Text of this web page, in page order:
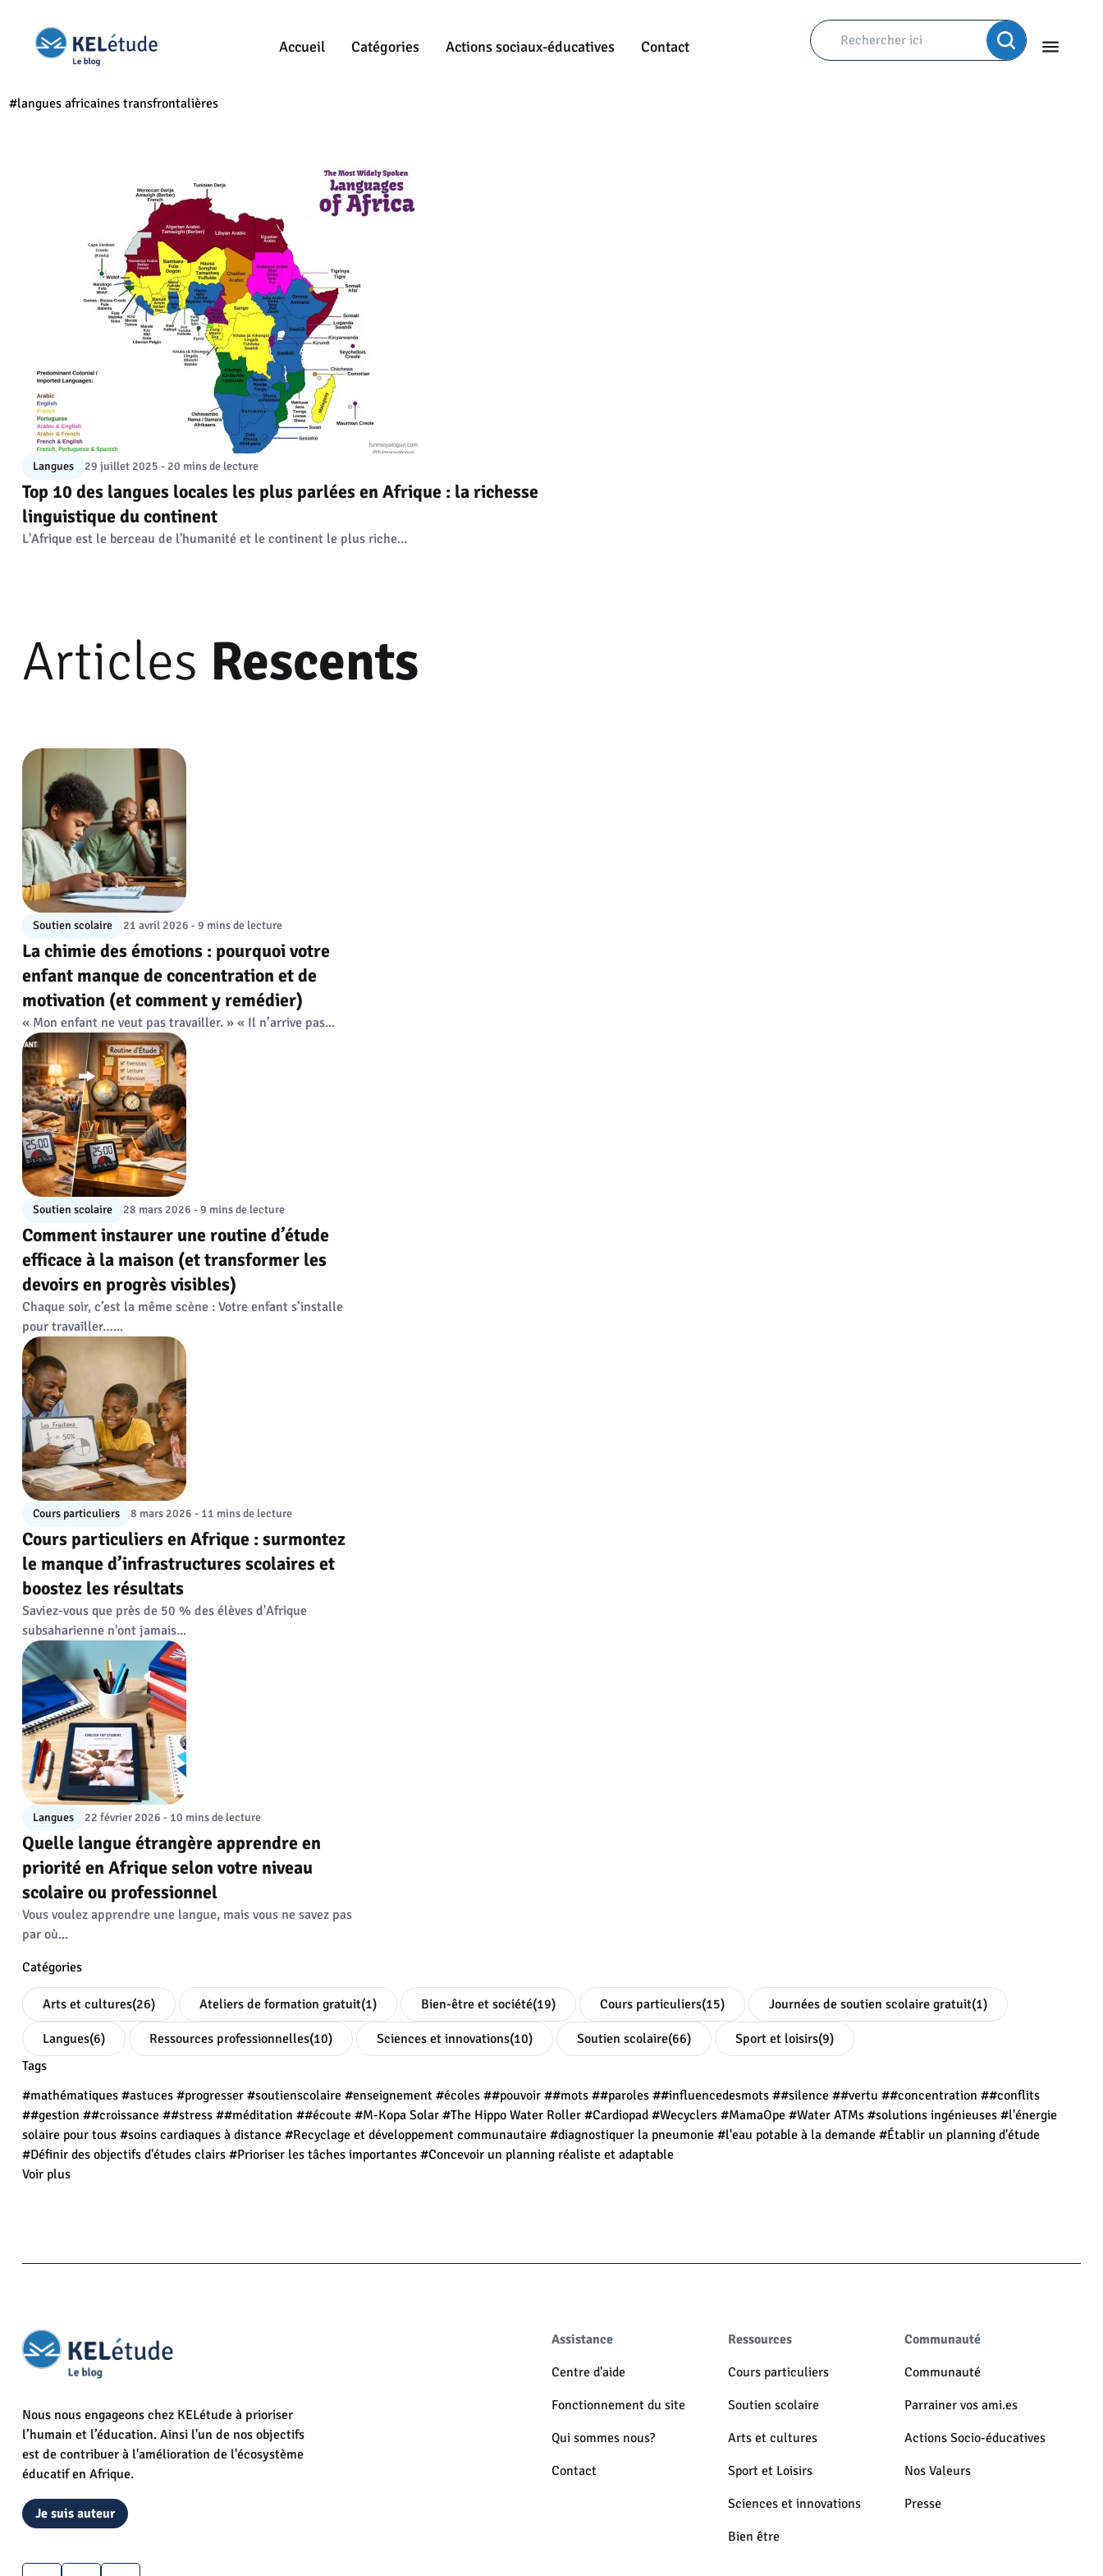
Accueil Catégories Actions sociaux-éducatives Contact
#langues africaines transfrontalières
Langues 29 juillet 2025 - 20 mins de lecture
Top 10 des langues locales les plus parlées en Afrique : la richesse
linguistique du continent
L'Afrique est le berceau de l'humanité et le continent le plus riche...
Articles Rescents
Soutien scolaire 21 avril 2026 - 9 mins de lecture
La chimie des émotions : pourquoi votre
enfant manque de concentration et de
motivation (et comment y remédier)
« Mon enfant ne veut pas travailler. » « Il n’arrive pas...
Soutien scolaire 28 mars 2026 - 9 mins de lecture
Comment instaurer une routine d’étude
efficace à la maison (et transformer les
devoirs en progrès visibles)
Chaque soir, c’est la même scène : Votre enfant s’installe
pour travailler…...
Cours particuliers 8 mars 2026 - 11 mins de lecture
Cours particuliers en Afrique : surmontez
le manque d’infrastructures scolaires et
boostez les résultats
Saviez-vous que près de 50 % des élèves d'Afrique
subsaharienne n'ont jamais...
Langues 22 février 2026 - 10 mins de lecture
Quelle langue étrangère apprendre en
priorité en Afrique selon votre niveau
scolaire ou professionnel
Vous voulez apprendre une langue, mais vous ne savez pas
par où...
Catégories
Arts et cultures(26) Ateliers de formation gratuit(1) Bien-être et société(19) Cours particuliers(15) Journées de soutien scolaire gratuit(1)
Langues(6) Ressources professionnelles(10) Sciences et innovations(10) Soutien scolaire(66) Sport et loisirs(9)
Tags
#mathématiques #astuces #progresser #soutienscolaire #enseignement #écoles ##pouvoir ##mots ##paroles ##influencedesmots ##silence ##vertu ##concentration ##conflits
##gestion ##croissance ##stress ##méditation ##écoute #M-Kopa Solar #The Hippo Water Roller #Cardiopad #Wecyclers #MamaOpe #Water ATMs #solutions ingénieuses #l'énergie
solaire pour tous #soins cardiaques à distance #Recyclage et développement communautaire #diagnostiquer la pneumonie #l'eau potable à la demande #Établir un planning d'étude
#Définir des objectifs d'études clairs #Prioriser les tâches importantes #Concevoir un planning réaliste et adaptable
Voir plus
Nous nous engageons chez KELétude à prioriser
l’humain et l’éducation. Ainsi l'un de nos objectifs
est de contribuer à l'amélioration de l'écosystème
éducatif en Afrique.
Je suis auteur
Assistance
Centre d'aide
Fonctionnement du site
Qui sommes nous?
Contact
Ressources
Cours particuliers
Soutien scolaire
Arts et cultures
Sport et Loisirs
Sciences et innovations
Bien être
Communauté
Communauté
Parrainer vos ami.es
Actions Socio-éducatives
Nos Valeurs
Presse